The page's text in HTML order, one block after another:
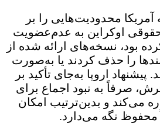
آمریکا محدودیت‌هایی را بر
اوکراین به عدم‌عضویت
بود، نسخه‌های ارائه‌ شده از
را حذف کردند یا به‌صورت
پیشنهاد اروپا به‌جای تأکید بر
صرفاً به نبود اجماع برای
می‌کند و بدین‌ترتیب امکان
محفوظ نگه می‌دارد.